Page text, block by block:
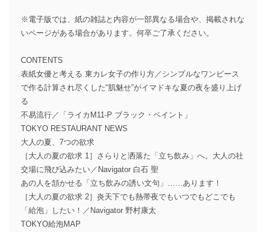
※電子版では、紙の雑誌と内容が一部異なる場合や、掲載されな
いページがある場合があります。何卒ご了承ください。
CONTENTS
表紙女優と考える 東カレ女子の作り方／シンプルなワンピース
で作る計算され尽くした“肌魅せ”がイマドキな夏の夜を盛り上げ
る
不易流行／「ライカM11-P ブラック・ペイント」
TOKYO RESTAURANT NEWS
大人の夏、7つの欲求
［大人の夏の欲求 1］さらりと洒落た「立ち飲み」へ。大人の社
交場に飛び込みたい／Navigator 白石 聖
あの人を頷かせる「立ち飲みの誘い文句」……あります！
［大人の夏の欲求 2］炎天下でも熱帯夜でもいつでもどこでも
「給泡」したい！／Navigator 野村康太
TOKYO給泡MAP